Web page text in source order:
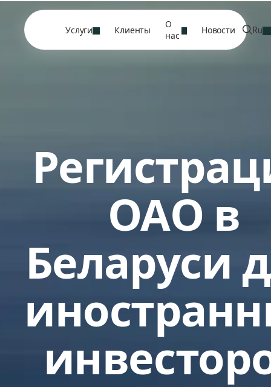
Услуги Клиенты
О
нас
Новости Ru
ОАО в
Беларуси